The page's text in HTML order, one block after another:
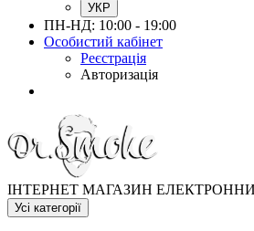
УКР
ПН-НД: 10:00 - 19:00
Особистий кабінет
Реєстрація
Авторизація
ІНТЕРНЕТ МАГАЗИН
Усі категорії